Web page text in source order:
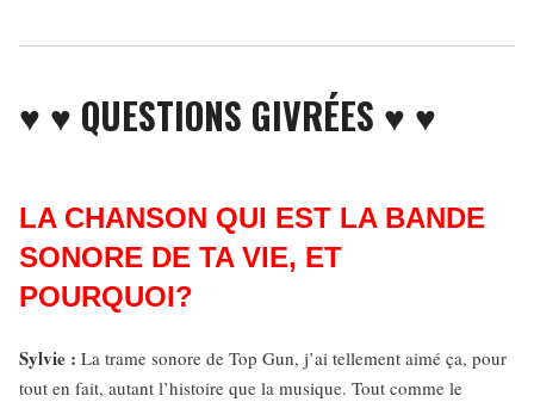
♥ ♥ QUESTIONS GIVRÉES ♥ ♥
LA CHANSON QUI EST LA BANDE
SONORE DE TA VIE, ET
POURQUOI?
Sylvie : La trame sonore de Top Gun, j’ai tellement aimé ça, pour
tout en fait, autant l’histoire que la musique. Tout comme le